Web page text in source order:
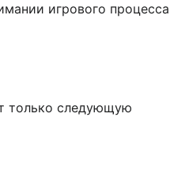
игрового процесса
только следующую